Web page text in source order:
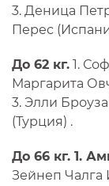
3. Деница
Перес
До 62 кг. 1.
Маргарита
3. Элли
(Турция) .
До 66 кг. 1.
Зейнеп Чалга